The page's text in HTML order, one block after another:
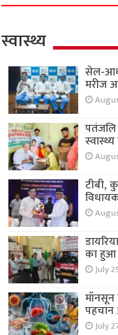
स्वास्थ्य
सेल-
मरीज
पतंजलि
स्वास्थ्य
टीबी,
का
July
मॉनसून
July